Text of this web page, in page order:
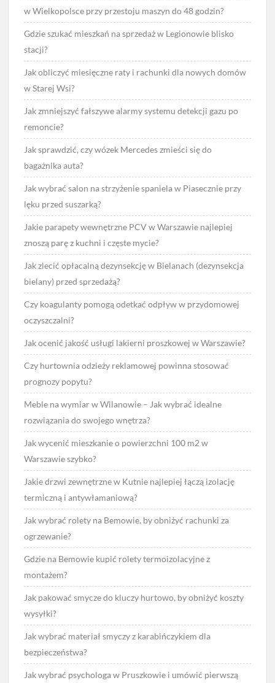
w Wielkopolsce przy przestoju maszyn do 48 godzin?
Gdzie szukać mieszkań na sprzedaż w Legionowie blisko
stacji?
Jak obliczyć miesięczne raty i rachunki dla nowych domów
w Starej Wsi?
Jak zmniejszyć fałszywe alarmy systemu detekcji gazu po
remoncie?
Jak sprawdzić, czy wózek Mercedes zmieści się do
bagażnika auta?
Jak wybrać salon na strzyżenie spaniela w Piasecznie przy
lęku przed suszarką?
Jakie parapety wewnętrzne PCV w Warszawie najlepiej
znoszą parę z kuchni i częste mycie?
Jak zlecić opłacalną dezynsekcję w Bielanach (dezynsekcja
bielany) przed sprzedażą?
Czy koagulanty pomogą odetkać odpływ w przydomowej
oczyszczalni?
Jak ocenić jakość usługi lakierni proszkowej w Warszawie?
Czy hurtownia odzieży reklamowej powinna stosować
prognozy popytu?
Meble na wymiar w Wilanowie – Jak wybrać idealne
rozwiązania do swojego wnętrza?
Jak wycenić mieszkanie o powierzchni 100 m2 w
Warszawie szybko?
Jakie drzwi zewnętrzne w Kutnie najlepiej łączą izolację
termiczną i antywłamaniową?
Jak wybrać rolety na Bemowie, by obniżyć rachunki za
ogrzewanie?
Gdzie na Bemowie kupić rolety termoizolacyjne z
montażem?
Jak pakować smycze do kluczy hurtowo, by obniżyć koszty
wysyłki?
Jak wybrać materiał smyczy z karabińczykiem dla
bezpieczeństwa?
Jak wybrać psychologa w Pruszkowie i umówić pierwszą